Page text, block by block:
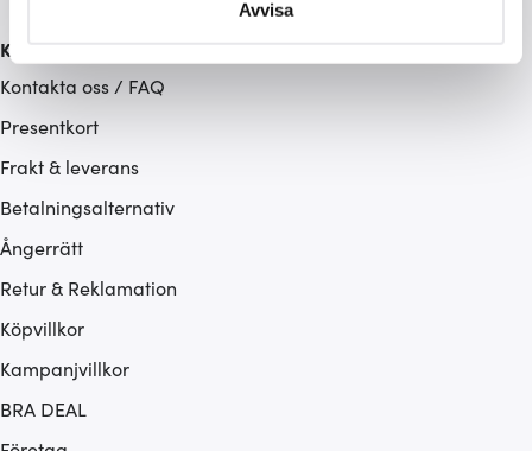
Du kan ändra eller dra tillbaka ditt samtycke när som
Vi använder cookies för att innehållet och annonserna
ska anpassas efter det som vi tror att du tycker om. Det
hemsidan ännu bättre. Du bestämmer själv vilka cookies
som du vill dela med dig av.
Avvisa
Kundservice
Kontakta oss / FAQ
Presentkort
Frakt & leverans
Betalningsalternativ
Ångerrätt
Retur & Reklamation
Köpvillkor
Kampanjvillkor
BRA DEAL